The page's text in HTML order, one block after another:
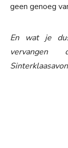
geen genoeg
En wat je